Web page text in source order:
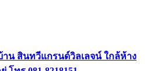
าน สินทวีแกรนด์วิลเลจน์ ใกล้ห้าง